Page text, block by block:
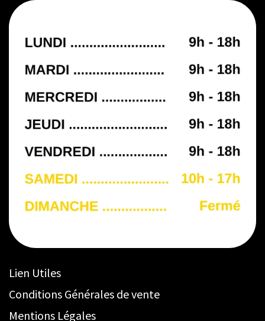
Lien Utiles
Conditions Générales de vente
Mentions Légales